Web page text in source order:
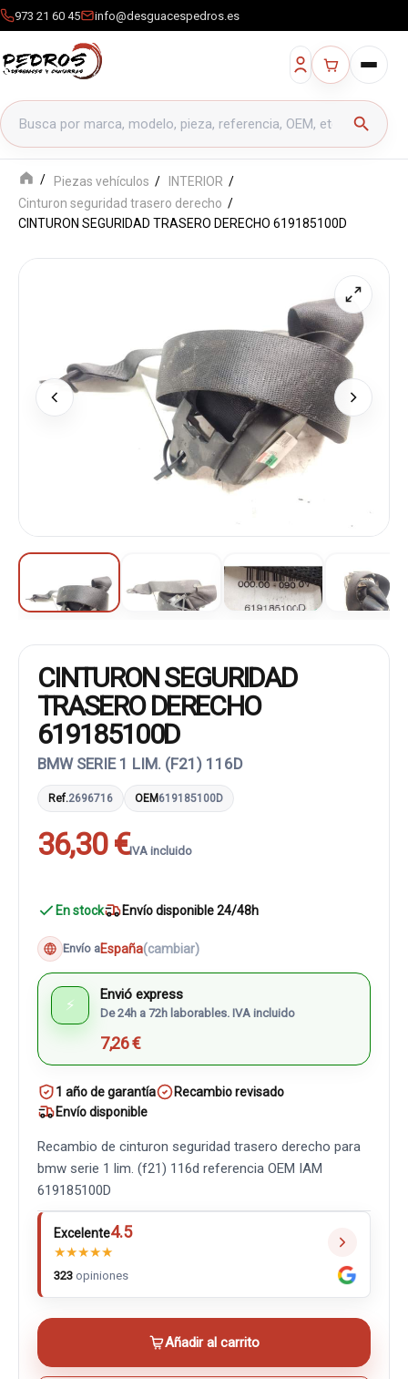
973 21 60 45 info@desguacespedros.es
Buscar productos
search
Piezas vehículos
INTERIOR
Cinturon seguridad trasero derecho
CINTURON SEGURIDAD TRASERO DERECHO 619185100D
CINTURON SEGURIDAD
TRASERO DERECHO
619185100D
BMW SERIE 1 LIM. (F21) 116D
Ref.2696716 OEM619185100D
36,30 €IVA incluido
En stock Envío disponible 24/48h
Envío aEspaña(cambiar)
⚡
Envió express
De 24h a 72h laborables. IVA incluido
7,26 €
1 año de garantía
Recambio revisado
Envío disponible
Recambio de cinturon seguridad trasero derecho para
bmw serie 1 lim. (f21) 116d referencia OEM IAM
619185100D
Excelente4.5
★★★★★
323 opiniones
Añadir al carrito